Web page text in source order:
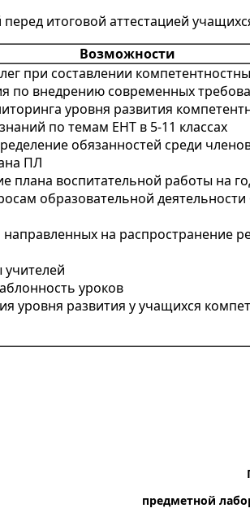
итоговой аттестацией
Возможности
при составлении
по внедрению современных
уровня развития
по темам ЕНТ в 5-11 классах
обязанностей среди
ПЛ
плана воспитательной работы на
образовательной
на распространение
уроков
уровня развития у учащихся
предметной